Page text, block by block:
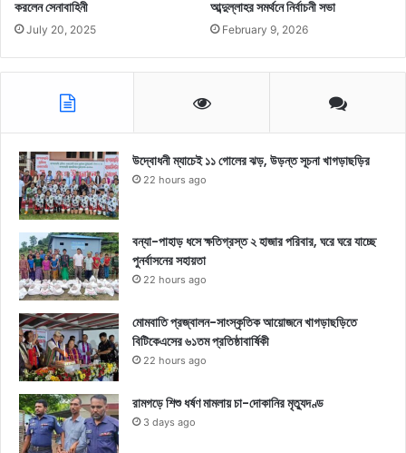
করলেন সেনাবাহিনী
July 20, 2025
আব্দুল্লাহর সমর্থনে নির্বাচনী সভা
February 9, 2026
উদ্বোধনী ম্যাচেই ১১ গোলের ঝড়, উড়ন্ত সূচনা খাগড়াছড়ির
22 hours ago
বন্যা-পাহাড় ধসে ক্ষতিগ্রস্ত ২ হাজার পরিবার, ঘরে ঘরে যাচ্ছে
পুনর্বাসনের সহায়তা
22 hours ago
মোমবাতি প্রজ্বালন-সাংস্কৃতিক আয়োজনে খাগড়াছড়িতে
বিটিকেএসের ৬১তম প্রতিষ্ঠাবার্ষিকী
22 hours ago
রামগড়ে শিশু ধর্ষণ মামলায় চা-দোকানির মৃত্যুদণ্ড
3 days ago